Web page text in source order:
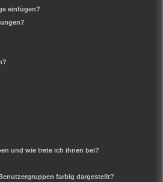
einfügen?
und wie trete ich ihnen bei?
farbig dargestellt?